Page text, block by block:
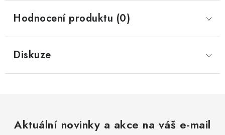
Hodnocení produktu (0)
Diskuze
Aktuální novinky a akce na váš e-mail